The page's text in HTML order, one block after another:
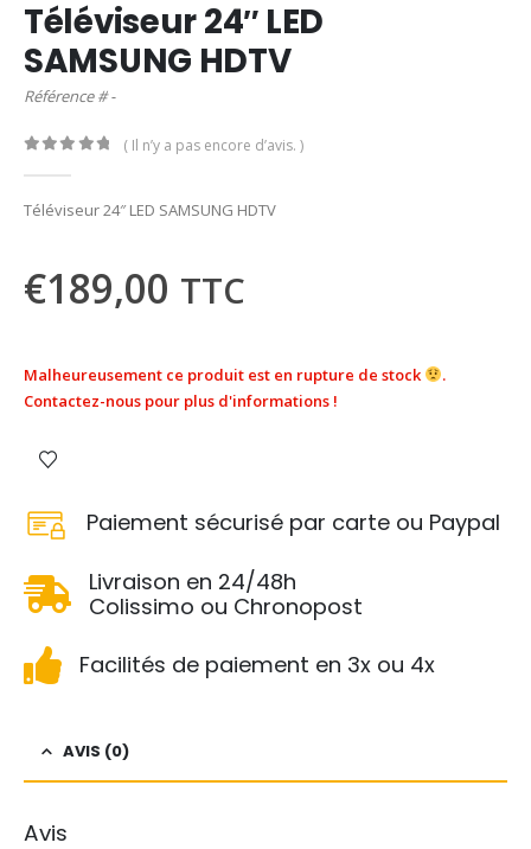
Téléviseur 24″ LED
SAMSUNG HDTV
Référence # -
( Il n’y a pas encore d’avis. )
Téléviseur 24″ LED SAMSUNG HDTV
€189,00 TTC
Malheureusement ce produit est en rupture de stock
.
Contactez-nous pour plus d'informations !
Paiement sécurisé par carte ou Paypal
Livraison en 24/48h
Colissimo ou Chronopost
Facilités de paiement en 3x ou 4x
AVIS (0)
Avis